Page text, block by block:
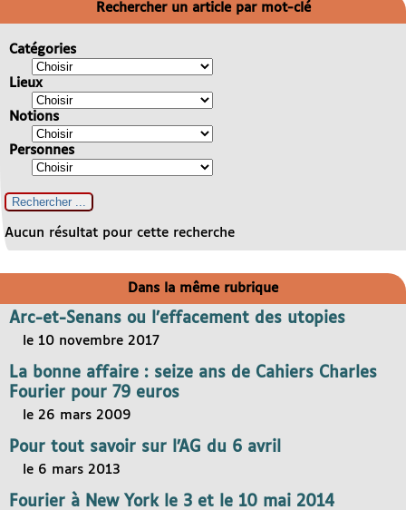
Rechercher un article par mot-clé
Catégories
Lieux
Notions
Personnes
Aucun résultat pour cette recherche
Dans la même rubrique
Arc-et-Senans ou l’effacement des utopies
le 10 novembre 2017
La bonne affaire : seize ans de Cahiers Charles
Fourier pour 79 euros
le 26 mars 2009
Pour tout savoir sur l’AG du 6 avril
le 6 mars 2013
Fourier à New York le 3 et le 10 mai 2014